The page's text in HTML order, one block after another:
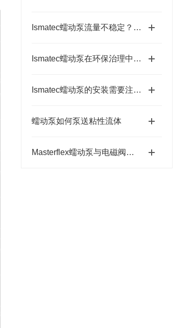
Ismatec蠕动泵流量不稳定？检查泵盖锁紧扭矩与管壁回弹力
Ismatec蠕动泵在环保治理中的作用与意义
Ismatec蠕动泵的安装需要注意哪些事项？
蠕动泵如何泵送粘性流体
Masterflex蠕动泵与电磁阀隔膜计量泵的比较